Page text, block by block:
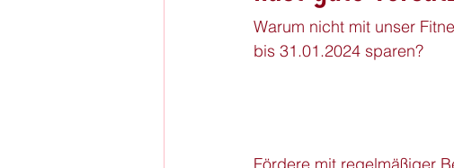
Warum nicht mit unser
bis 31.01.2024 sparen?
Fördere mit regelmäßiger